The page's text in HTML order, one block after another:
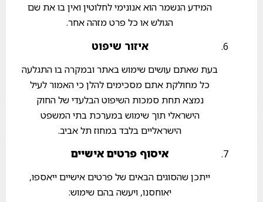
המידע הנשמר הוא אנונימי לחלוטין ואין בו את שם
הגולש או כל פרט מזהה אחר.
איזור שיפוט
בעת שאתם עושים שימוש באתר ובמקרה בו התגלעה
כל מחולקת אתם מסכימים להלן כי האמור לעיל
נמצא תחת סמכות השיפוט הבלעדי של החוק
הישראלי תוך שימוש במערכת בתי המשפט
הישראליים בלבד במחוז תל אביב.
איסוף פרטים אישיים
ייתכן שהסוגים הבאים של פרטים אישיים ייאספו,
יאוחסנו, ויעשה בהם שימוש: